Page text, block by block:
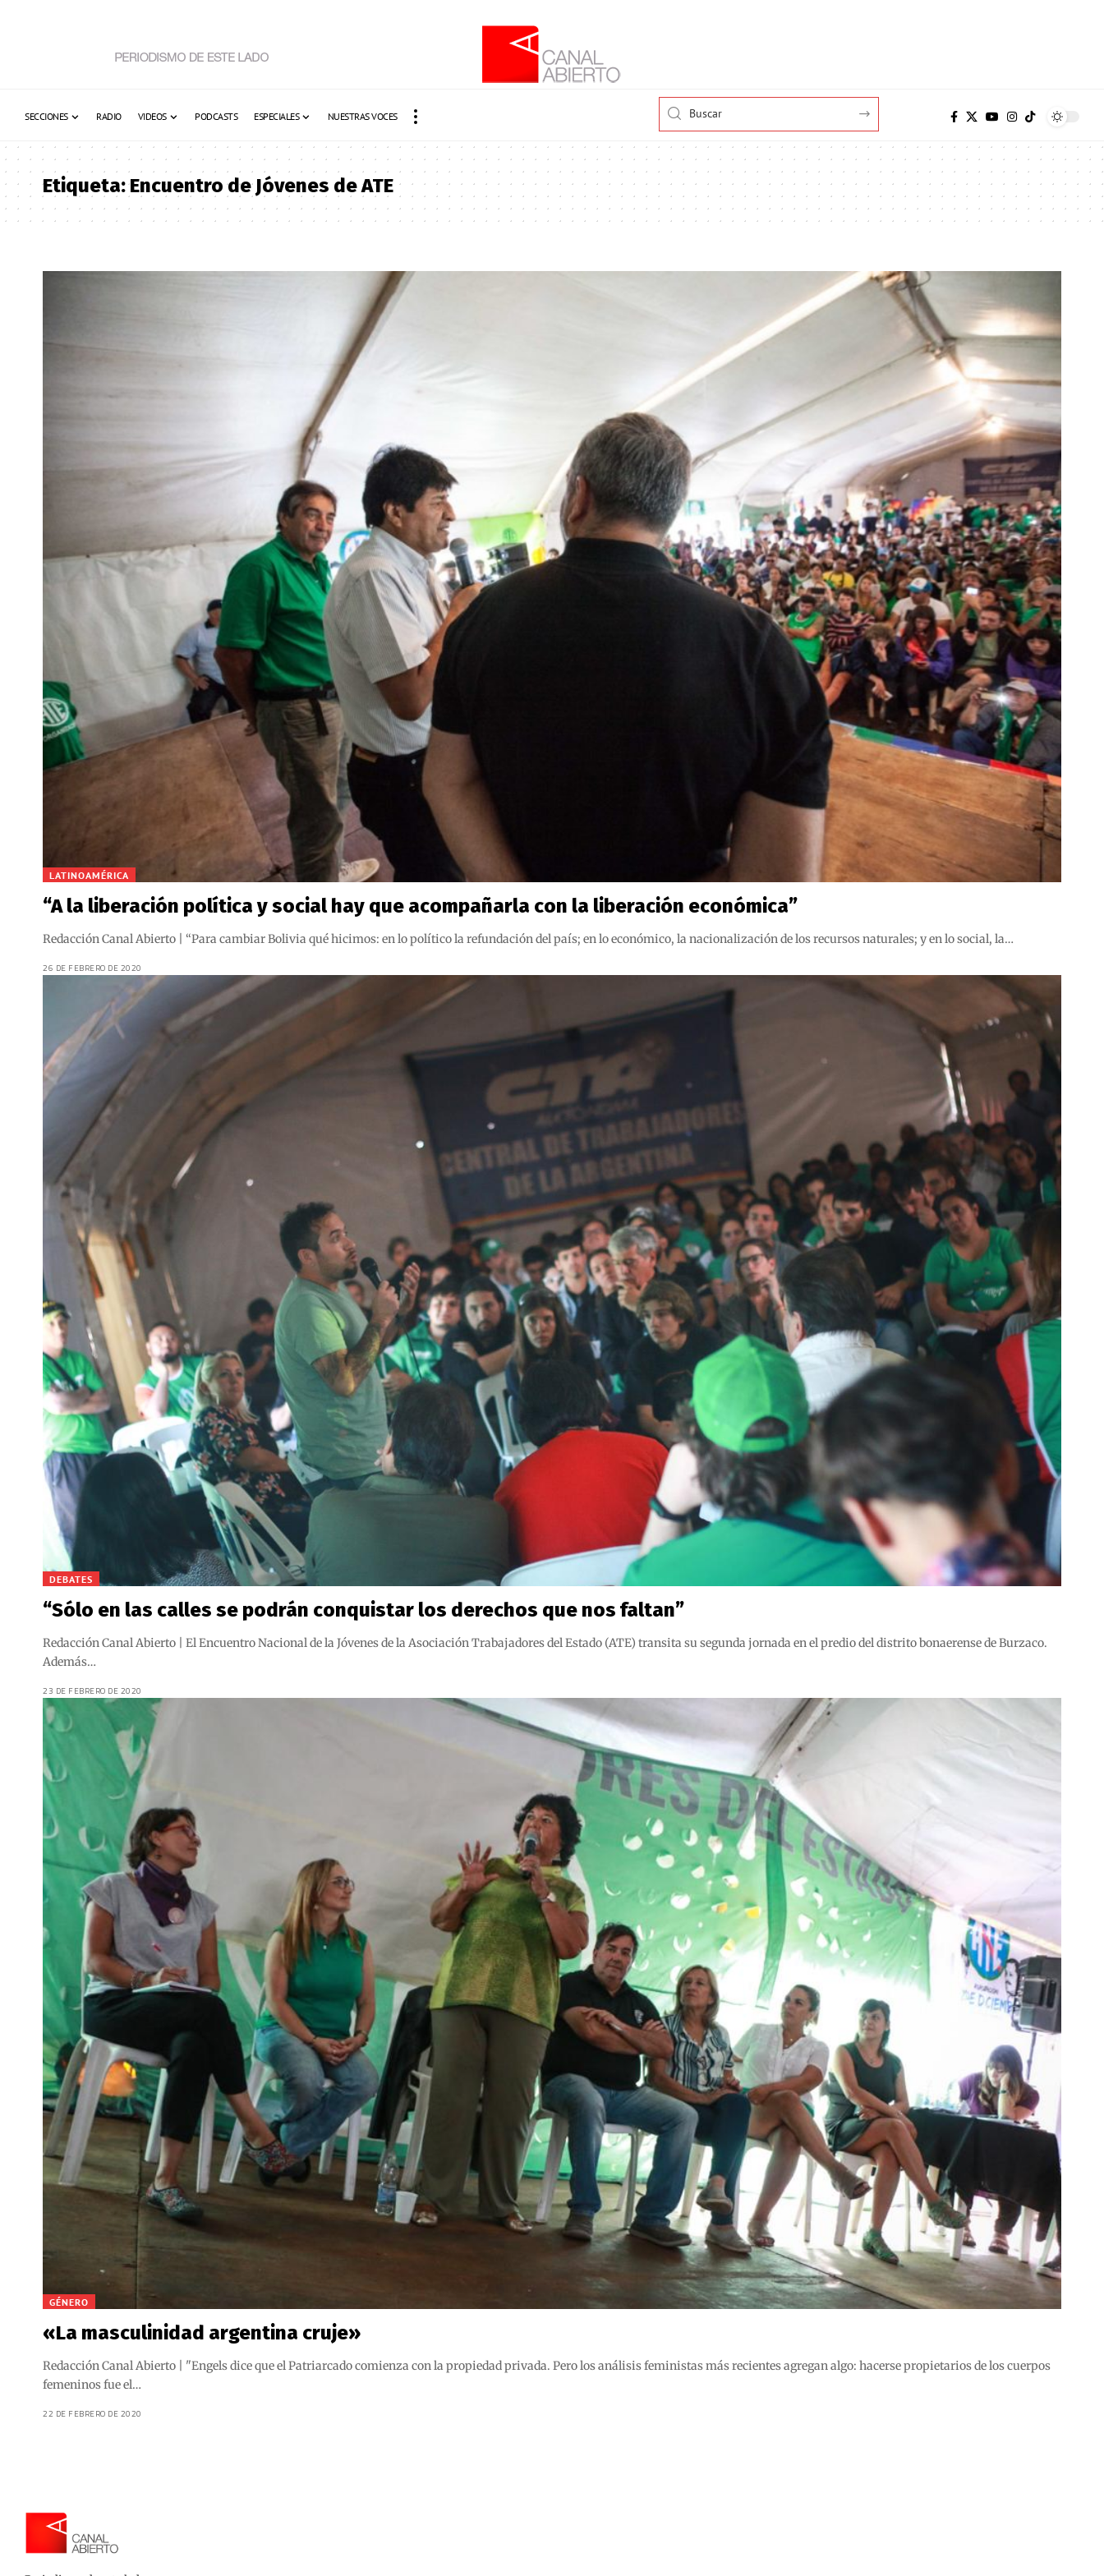
SECCIONES RADIO VIDEOS PODCASTS ESPECIALES NUESTRAS VOCES
Etiqueta:Encuentro de Jóvenes de ATE
LATINOAMÉRICA
“A la liberación política y social hay que acompañarla con la liberación económica”
Redacción Canal Abierto | “Para cambiar Bolivia qué hicimos: en lo político la refundación del país; en lo económico, la nacionalización de los recursos naturales; y en lo social, la…
26 DE FEBRERO DE 2020
DEBATES
“Sólo en las calles se podrán conquistar los derechos que nos faltan”
Redacción Canal Abierto | El Encuentro Nacional de la Jóvenes de la Asociación Trabajadores del Estado (ATE) transita su segunda jornada en el predio del distrito bonaerense de Burzaco.
Además…
23 DE FEBRERO DE 2020
GÉNERO
«La masculinidad argentina cruje»
Redacción Canal Abierto | "Engels dice que el Patriarcado comienza con la propiedad privada. Pero los análisis feministas más recientes agregan algo: hacerse propietarios de los cuerpos
femeninos fue el…
22 DE FEBRERO DE 2020